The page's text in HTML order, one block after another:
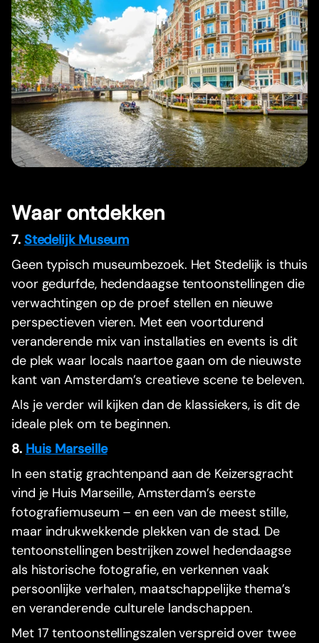
Waar ontdekken
7. Stedelijk Museum
Geen typisch museumbezoek. Het Stedelijk is thuis
voor gedurfde, hedendaagse tentoonstellingen die
verwachtingen op de proef stellen en nieuwe
perspectieven vieren. Met een voortdurend
veranderende mix van installaties en events is dit
de plek waar locals naartoe gaan om de nieuwste
kant van Amsterdam’s creatieve scene te beleven.
Als je verder wil kijken dan de klassiekers, is dit de
ideale plek om te beginnen.
8. Huis Marseille
In een statig grachtenpand aan de Keizersgracht
vind je Huis Marseille, Amsterdam’s eerste
fotografiemuseum – en een van de meest stille,
maar indrukwekkende plekken van de stad. De
tentoonstellingen bestrijken zowel hedendaagse
als historische fotografie, en verkennen vaak
persoonlijke verhalen, maatschappelijke thema’s
en veranderende culturele landschappen.
Met 17 tentoonstellingszalen verspreid over twee